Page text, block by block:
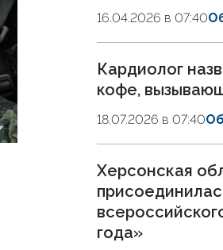
16.04.2026 в 07:40
Кардиолог
кофе,
18.07.2026 в 07:40
Херсонская
года»